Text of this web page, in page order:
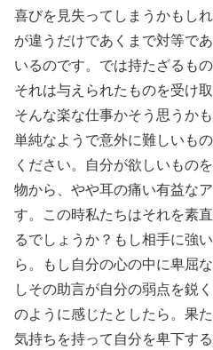
喜びを見失ってしまうかもし
が違うだけであくまで対等で
いるのです。では持たざるも
それは与えられたものを受け
そんな楽な仕事かそう思うか
単純なようで意外に難しいも
ください。自分が欲しいもの
物から、やや耳の痛い有益な
す。この時私たちはそれを素
るでしょうか？もし相手に強
ら。もし自分の心の中に卑屈
しその助言が自分の弱点を鋭
のように感じたとしたら。果
気持ちを持って自分を卑下す